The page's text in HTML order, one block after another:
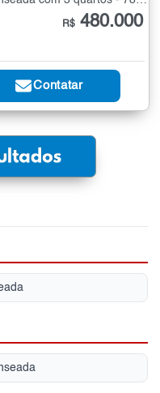
R$ 480.000
Contatar